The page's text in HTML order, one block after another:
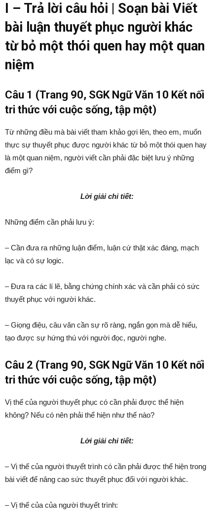
I – Trả lời câu hỏi | Soạn bài Viết
bài luận thuyết phục người khác
từ bỏ một thói quen hay một quan
niệm
Câu 1 (Trang 90, SGK Ngữ Văn 10 Kết nối
tri thức với cuộc sống, tập một)
Từ những điều mà bài viết tham khảo gợi lên, theo em, muốn
thực sự thuyết phục được người khác từ bỏ một thói quen hay
là một quan niệm, người viết cần phải đặc biệt lưu ý những
điểm gì?
Lời giải chi tiết:
Những điểm cần phải lưu ý:
– Cần đưa ra những luận điểm, luận cứ thật xác đáng, mạch
lạc và có sự logic.
– Đưa ra các lí lẽ, bằng chứng chính xác và cần phải có sức
thuyết phục với người khác.
– Giọng điệu, câu văn cần sự rõ ràng, ngắn gọn mà dễ hiểu,
tạo được sự hứng thú với người đọc, người nghe.
Câu 2 (Trang 90, SGK Ngữ Văn 10 Kết nối
tri thức với cuộc sống, tập một)
Vị thế của người thuyết phục có cần phải được thể hiện
không? Nếu có nên phải thể hiện như thế nào?
Lời giải chi tiết:
– Vị thế của người thuyết trình có cần phải được thể hiện trong
bài viết để nâng cao sức thuyết phục đối với người khác.
– Vị thế của của người thuyết trình: